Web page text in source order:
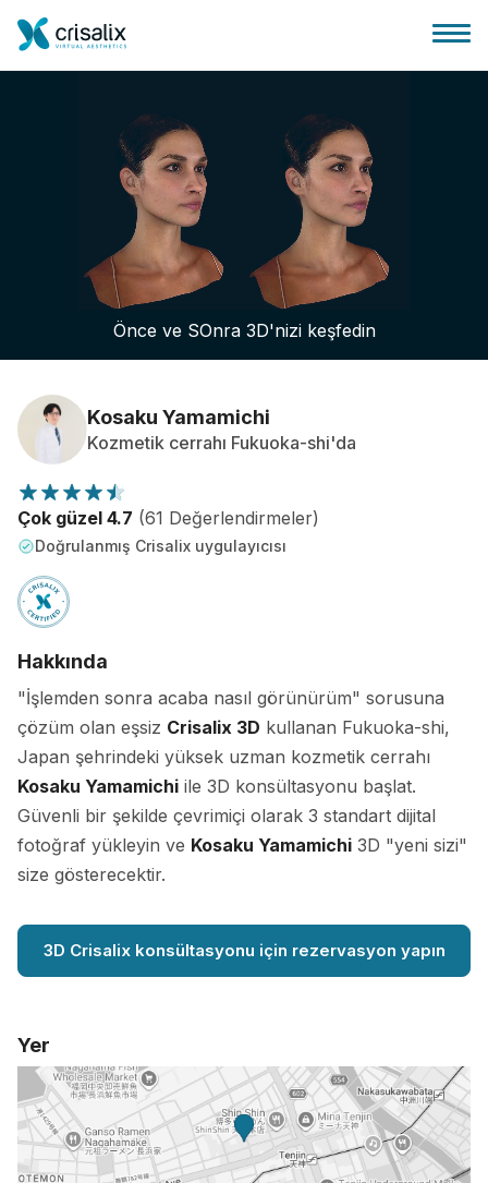
Cerrah ana sayfası
3D İş Platformu
Hasta incelemeleri
Önce ve SOnra 3D'nizi keşfedin
Kosaku Yamamichi
Kozmetik cerrahı Fukuoka-shi'da
Çok güzel 4.7 (61 Değerlendirmeler)
Doğrulanmış Crisalix uygulayıcısı
Hakkında
"İşlemden sonra acaba nasıl görünürüm" sorusuna
çözüm olan eşsiz Crisalix 3D kullanan Fukuoka-shi,
Japan şehrindeki yüksek uzman kozmetik cerrahı
Kosaku Yamamichi ile 3D konsültasyonu başlat.
Güvenli bir şekilde çevrimiçi olarak 3 standart dijital
fotoğraf yükleyin ve Kosaku Yamamichi 3D "yeni sizi"
size gösterecektir.
3D Crisalix konsültasyonu için rezervasyon yapın
Yer